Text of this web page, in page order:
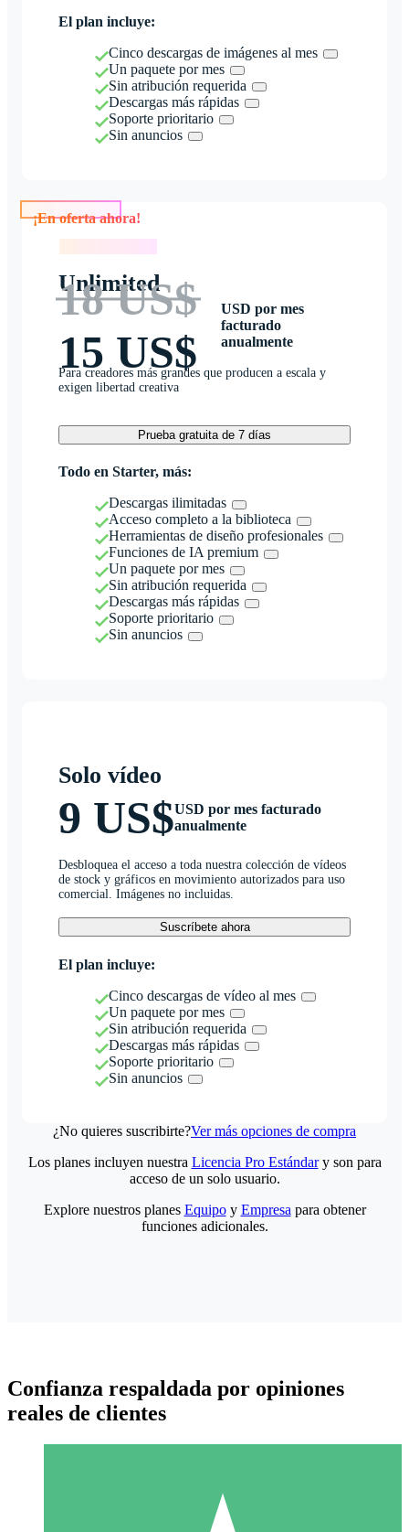
El plan incluye:
Cinco descargas de imágenes al mes
Un paquete por mes
Sin atribución requerida
Descargas más rápidas
Soporte prioritario
Sin anuncios
Unlimited
18 US$
15 US$
USD por mes
facturado
anualmente
Para creadores más grandes que producen a escala y
exigen libertad creativa
Prueba gratuita de 7 días
Todo en Starter, más:
Descargas ilimitadas
Acceso completo a la biblioteca
Herramientas de diseño profesionales
Funciones de IA premium
Un paquete por mes
Sin atribución requerida
Descargas más rápidas
Soporte prioritario
Sin anuncios
Solo vídeo
9 US$USD por mes facturado
anualmente
Desbloquea el acceso a toda nuestra colección de vídeos
de stock y gráficos en movimiento autorizados para uso
comercial. Imágenes no incluidas.
Suscríbete ahora
El plan incluye:
Cinco descargas de vídeo al mes
Un paquete por mes
Sin atribución requerida
Descargas más rápidas
Soporte prioritario
Sin anuncios
¿No quieres suscribirte?Ver más opciones de compra
Los planes incluyen nuestra Licencia Pro Estándary son para
acceso de un solo usuario.
Explore nuestros planes Equipoy Empresa para obtener
funciones adicionales.
Confianza respaldada por opiniones
reales de clientes